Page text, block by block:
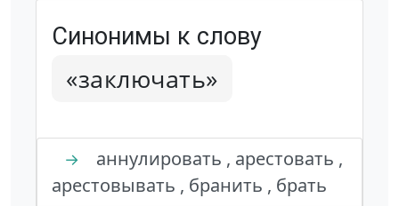
Синонимы к слову
«заключать»
→
аннулировать , арестовать ,
арестовывать , бранить , брать